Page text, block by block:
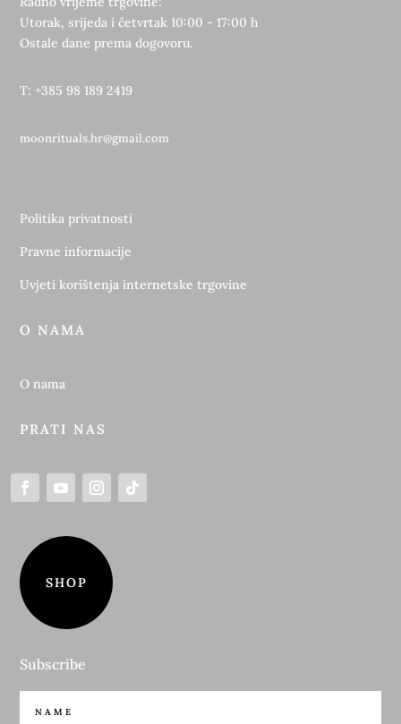
Utorak, srijeda i četvrtak 10:00 - 17:00 h
Ostale dane prema dogovoru.
T: +385 98 189 2419
moonrituals.hr@gmail.com
Politika privatnosti
Pravne informacije
Uvjeti korištenja internetske trgovine
O NAMA
O nama
PRATI NAS
SHOP
Subscribe